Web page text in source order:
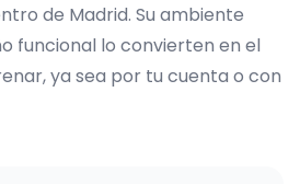
de Madrid. Su ambiente
funcional lo convierten en el
ya sea por tu cuenta o con